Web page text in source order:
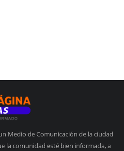
Medio de Comunicación de la ciudad
la comunidad esté bien informada, a